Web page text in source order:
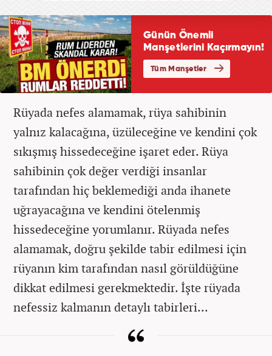
Rüyada nefes alamamak, rüya sahibinin
yalnız kalacağına, üzüleceğine ve kendini çok
sıkışmış hissedeceğine işaret eder. Rüya
sahibinin çok değer verdiği insanlar
tarafından hiç beklemediği anda ihanete
uğrayacağına ve kendini ötelenmiş
hissedeceğine yorumlanır. Rüyada nefes
alamamak, doğru şekilde tabir edilmesi için
rüyanın kim tarafından nasıl görüldüğüne
dikkat edilmesi gerekmektedir. İşte rüyada
nefessiz kalmanın detaylı tabirleri...